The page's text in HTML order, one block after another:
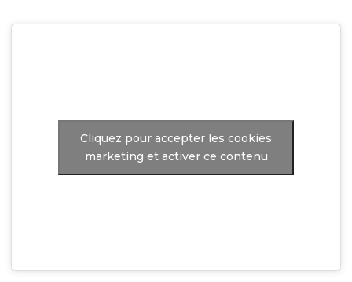
Cliquez pour accepter les cookies
marketing et activer ce contenu